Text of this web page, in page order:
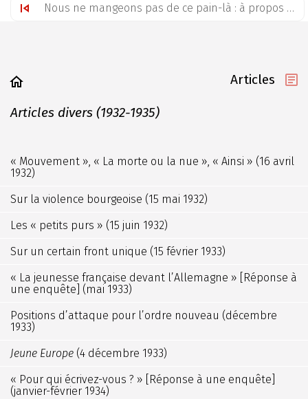
Nous ne mangeons pas de ce pain-là : à propos du 14 juillet (15 juillet 1935)
Articles
Articles divers (1932-1935)
« Mouvement », « La morte ou la nue », « Ainsi » (16 avril
1932)
Sur la violence bourgeoise (15 mai 1932)
Les « petits purs » (15 juin 1932)
Sur un certain front unique (15 février 1933)
« La jeunesse française devant l’Allemagne » [Réponse à
une enquête] (mai 1933)
Positions d’attaque pour l’ordre nouveau (décembre
1933)
Jeune Europe (4 décembre 1933)
« Pour qui écrivez-vous ? » [Réponse à une enquête]
(janvier-février 1934)